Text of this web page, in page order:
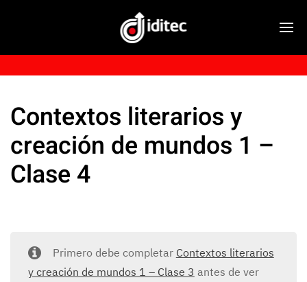
Contextos literarios y
creación de mundos 1 –
Clase 4
Primero debe completar Contextos literarios
y creación de mundos 1 – Clase 3 antes de ver